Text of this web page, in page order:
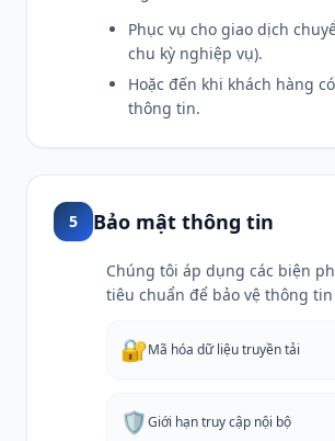
Phục vụ cho giao dịch
chu kỳ nghiệp vụ).
Hoặc đến khi khách hàng
thông tin.
5 Bảo mật thông tin
Chúng tôi áp dụng các biện
tiêu chuẩn để bảo vệ thông
🔐Mã hóa dữ liệu truyền tải
🛡️Giới hạn truy cập nội bộ